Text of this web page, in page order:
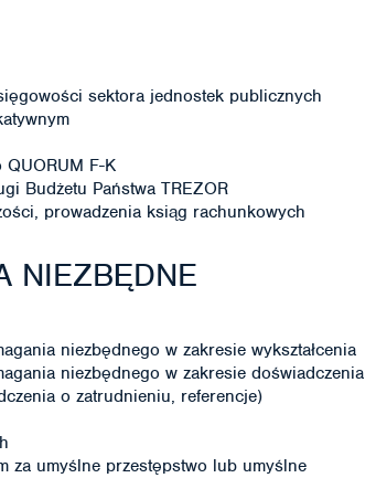
sektora jednostek publicznych
F-K
Budżetu Państwa TREZOR
prowadzenia ksiąg rachunkowych
NIEZBĘDNE
niezbędnego w zakresie wykształcenia
niezbędnego w zakresie doświadczenia
o zatrudnieniu, referencje)
za umyślne przestępstwo lub umyślne